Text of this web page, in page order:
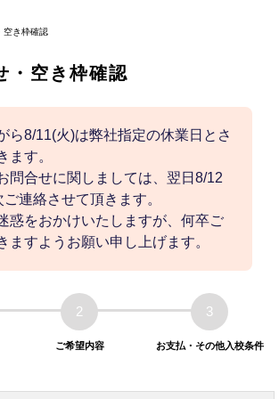
空き枠確認
・空き枠確認
ら8/11(火)は弊社指定の休業日とさ
ます。
問合せに関しましては、翌日8/12
連絡させて頂きます。
惑をおかけいたしますが、何卒ご
ますようお願い申し上げます。
2
ご希望内容
3
お支払・その他入校条件